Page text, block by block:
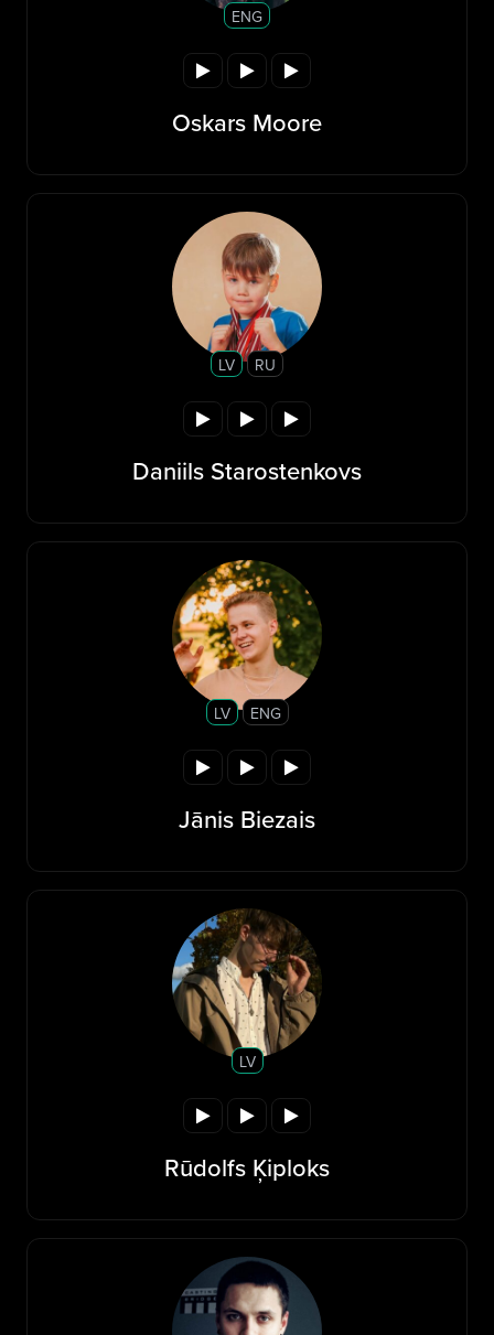
ENG
Oskars Moore
LV RU
Daniils Starostenkovs
LV ENG
Jānis Biezais
LV
Rūdolfs Ķiploks